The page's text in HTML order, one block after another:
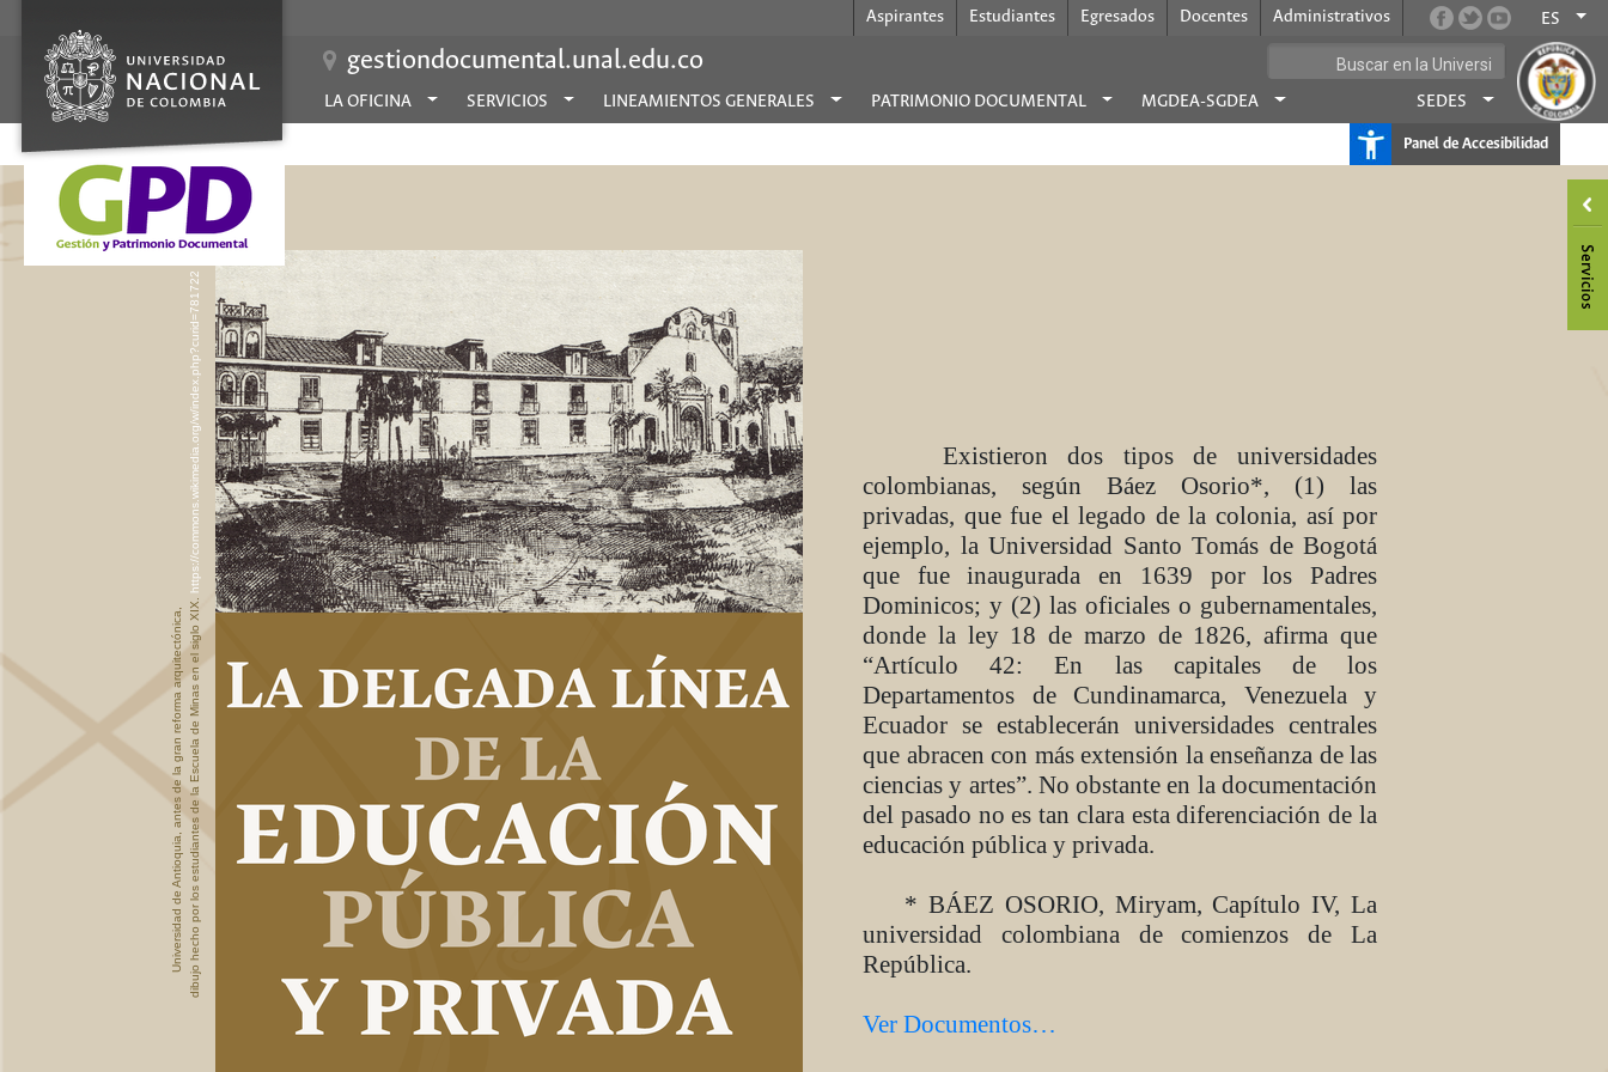
Aspirantes Estudiantes Egresados Docentes Administrativos ES
gestiondocumental.unal.edu.co
LA OFICINA SERVICIOS LINEAMIENTOS GENERALES PATRIMONIO DOCUMENTAL MGDEA-SGDEA SEDES
Panel de Accesibilidad
dibujo hecho por los estudiantes de la Escuela de Minas en el siglo XIX.
https://commons.wikimedia.org/w/index.php?curid=781722
Universidad de Antioquia, antes de la gran reforma arquitectónica,
Existieron dos tipos de universidades
colombianas, según Báez Osorio*, (1) las
privadas, que fue el legado de la colonia, así por
ejemplo, la Universidad Santo Tomás de Bogotá
que fue inaugurada en 1639 por los Padres
Dominicos; y (2) las oficiales o gubernamentales,
donde la ley 18 de marzo de 1826, afirma que
“Artículo 42: En las capitales de los
Departamentos de Cundinamarca, Venezuela y
Ecuador se establecerán universidades centrales
que abracen con más extensión la enseñanza de las
ciencias y artes”. No obstante en la documentación
del pasado no es tan clara esta diferenciación de la
educación pública y privada.
* BÁEZ OSORIO, Miryam, Capítulo IV, La
universidad colombiana de comienzos de La
República.
Ver Documentos…